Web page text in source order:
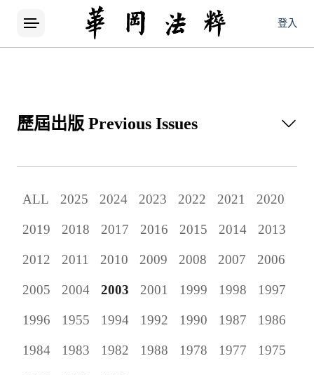
登入
歷屆出版 Previous Issues
當期出版
ALL 2025 2024 2023 2022 2021 2020
2019 2018 2017 2016 2015 2014 2013
2012 2011 2010 2009 2008 2007 2006
2005 2004 2003 2001 1999 1998 1997
1996 1955 1994 1992 1990 1987 1986
1984 1983 1982 1988 1978 1977 1975